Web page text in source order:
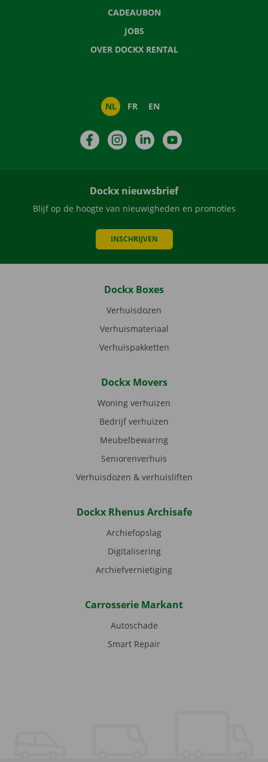
CADEAUBON
JOBS
OVER DOCKX RENTAL
NL FR EN
FacebookInstagramLinkedIn
Dockx nieuwsbrief
Blijf op de hoogte van nieuwigheden en promoties
INSCHRIJVEN
Dockx Boxes
Verhuisdozen
Verhuismateriaal
Verhuispakketten
Dockx Movers
Woning verhuizen
Bedrijf verhuizen
Meubelbewaring
Seniorenverhuis
Verhuisdozen & verhuisliften
Dockx Rhenus Archisafe
Archiefopslag
Digitalisering
Archiefvernietiging
Carrosserie Markant
Autoschade
Smart Repair